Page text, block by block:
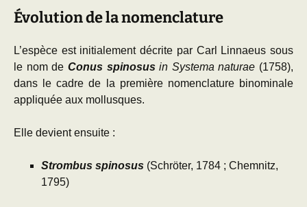
Évolution de la nomenclature
L’espèce est initialement décrite par Carl Linnaeus sous
le nom de Conus spinosusin Systema naturae (1758),
dans le cadre de la première nomenclature binominale
appliquée aux mollusques.
Elle devient ensuite :
Strombus spinosus (Schröter, 1784 ; Chemnitz,
1795)